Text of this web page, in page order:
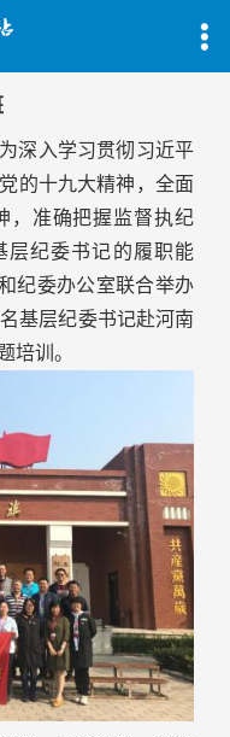
深入学习贯彻习近平
的十九大精神，全面
，准确把握监督执纪
层纪委书记的履职能
纪委办公室联合举办
基层纪委书记赴河南
培训。